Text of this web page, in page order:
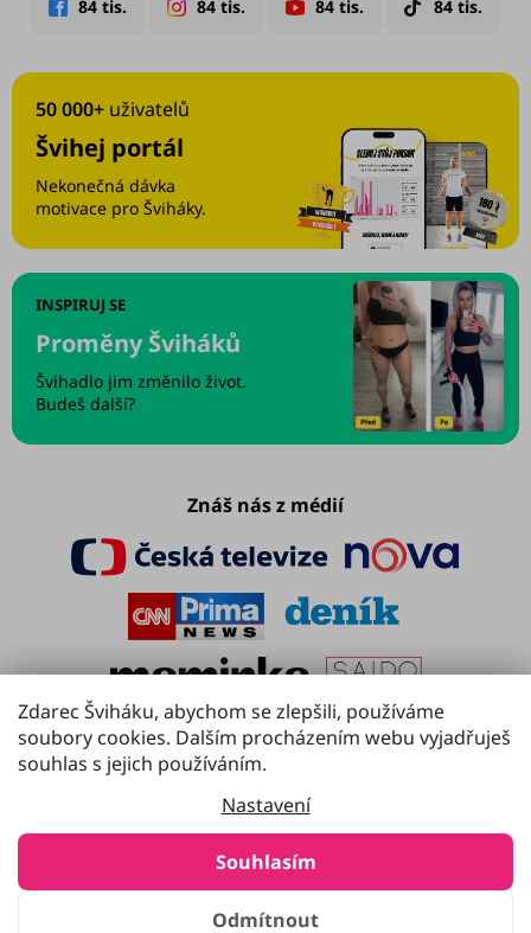
Zdarec Šviháku, abychom se zlepšili, používáme
soubory cookies. Dalším procházením webu vyjadřuješ
souhlas s jejich používáním.
Nastavení
Odmítnout
Souhlasím
50 000+ uživatelů
Švihej portál
Nekonečná dávka
motivace pro Šviháky.
INSPIRUJ SE
Proměny Šviháků
Švihadlo jim změnilo život.
Budeš další?
Znáš nás z médií
Copyright 2016 - 2026Švihej.cz . Všechna práva vyhrazena.